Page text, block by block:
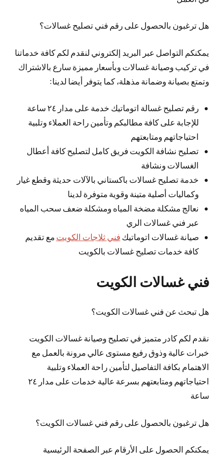
هل ترغبون بالحصول على رقم فني تصليح غسالات؟
يمكنكم التواصل عبر البريد إلكتروني لنقدم لكم كافة خدماتنا
في تركيب وصيانة غسالات وبأسعار مميزة سارع بالاشتراك
وتمتع بصيانة وضمانة مذهلة، كما يتوفر أيضا لدينا:
رقم تصليح غسالة اتوماتيك خدمة على مدار ٢٤ ساعة
للإجابة على كافة مطالبكم وتأمين راحة العملاء وتلبية
احتياجاتهم ومتابعتهم
تصليح نشافة الكويت فريق كامل لتصليح كافة أعطال
الغسالات ونشافة
خدمة تصليح غسالات باكستاني بالآلات حديثة وقطع غيار
وكماليات أصلية متينة وقوية متوفرة لدينا
نعالج مشكلة مضخة المياه ومشكلة ضعف سحب المياه
عبر فني غسالات الري
صيانة غسالات اتوماتيك فني ثلاجات الكويت مع تقديم
كافة خدمات تصليح غسالات بالكويت
فني غسالات الكويت
هل تبحث عن فني غسالات الكويت؟
نقدم لكم كادر متميز في تصليح وصيانة غسالات الكويت
خبرات عالية وذوق رفيع مستوى عالي مرونة بالعمل مع
الاهتمام بكافة التفاصيل لتأمين راحة العملاء وتلبية
احتياجاتهم ومتابعتهم بسرعة عالية خدمات على مدار ٢٤
ساعة
هل ترغبون بالحصول على رقم فني غسالات الكويت؟
يمكنكم الحصول على الأرقام عبر الصفحة الرئيسية